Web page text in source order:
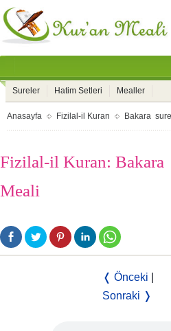
Sureler Hatim Setleri Mealler
Anasayfa Fizilal-il Kuran Bakara
Fizilal-il Kuran: Bakara
Meali
❬ Önceki
Sonraki ❭